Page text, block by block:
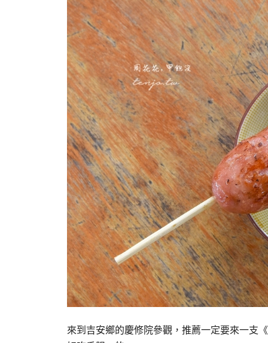
來到吉安鄉的慶修院參觀，推薦一定要來一支